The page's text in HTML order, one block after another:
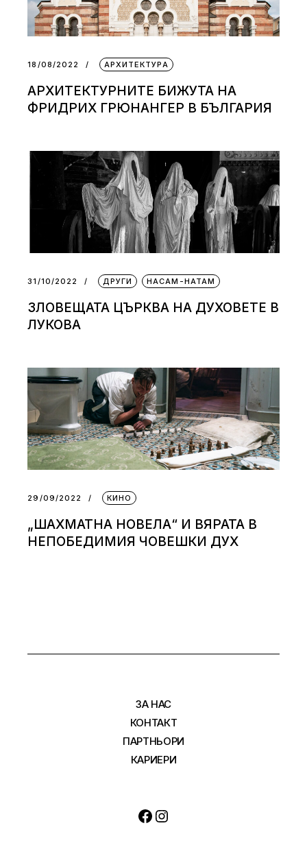
18/08/2022 АРХИТЕКТУРА
АРХИТЕКТУРНИТЕ БИЖУТА НА
ФРИДРИХ ГРЮНАНГЕР В БЪЛГАРИЯ
31/10/2022 ДРУГИ НАСАМ-НАТАМ
ЗЛОВЕЩАТА ЦЪРКВА НА ДУХОВЕТЕ В
ЛУКОВА
29/09/2022 КИНО
„ШАХМАТНА НОВЕЛА“ И ВЯРАТА В
НЕПОБЕДИМИЯ ЧОВЕШКИ ДУХ
ЗА НАС
КОНТАКТ
ПАРТНЬОРИ
КАРИЕРИ